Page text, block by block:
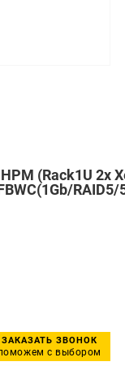
(Rack1U 2x
ЗАКАЗАТЬ ЗВОНОК
с выбором